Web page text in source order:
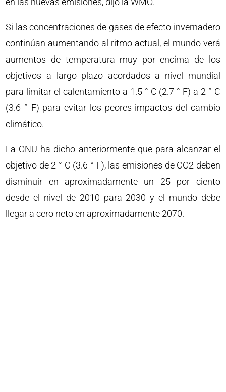
Si las concentraciones de gases de efecto invernadero
continúan aumentando al ritmo actual, el mundo verá
aumentos de temperatura muy por encima de los
objetivos a largo plazo acordados a nivel mundial
para limitar el calentamiento a 1.5 ° C (2.7 ° F) a 2 ° C
(3.6 ° F) para evitar los peores impactos del cambio
climático.
La ONU ha dicho anteriormente que para alcanzar el
objetivo de 2 ° C (3.6 ° F), las emisiones de CO2 deben
disminuir en aproximadamente un 25 por ciento
desde el nivel de 2010 para 2030 y el mundo debe
llegar a cero neto en aproximadamente 2070.